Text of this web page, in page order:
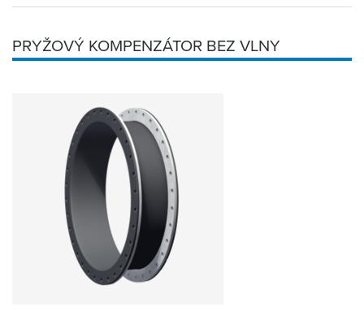
Kontakty
Priemyselný park HENNLICH
Nákupný zoznam
Partner Zone
PRYŽOVÝ KOMPENZÁTOR BEZ VLNY